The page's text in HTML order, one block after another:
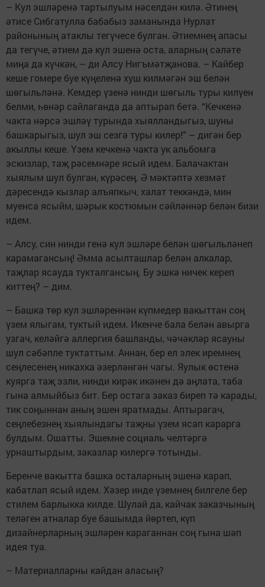
– Кул эшләренә тартылуым нә­селдән килә. Әтинең
әтисе Сибгатулла бабабыз заманында Нурлат
районының атак­лы тегүчесе булган. Әтиемнең апасы
да тегүче, әтием дә кул эшенә оста, аларның сәләте
миңа да күчкән, – ди Алсу Нигъмәтҗанова. – Кайбер
кеше гомере буе күңеленә хуш килмәгән эш белән
шөгыльләнә. Кемдер үзенә нинди шөгыль туры килүен
белми, һөнәр сайлаганда да аптырап бетә. “Кечкенә
чакта нәрсә эшләү турында хыялландыгыз, шуны
башкарыгыз, шул эш сезгә туры килер!” – дигән бер
акыллы кеше. Үзем кечкенә чакта ук альбомга
эскизлар, таҗ рәсемнәре ясый идем. Балачактан
хыялым шул булган, күрәсең. Ә мәктәптә хезмәт
дәресендә кызлар алъяпкыч, халат теккәндә, мин
муенса ясыйм, шәрык костюмын сәйләннәр белән бизи
идем.
– Алсу, син нинди генә кул эшләре белән шөгыльләнеп
карамагансың! Әмма асылташлар белән алкалар,
таҗлар ясауда тукталгансың. Бу эшкә ничек кереп
киттең? – дим.
– Башка төр кул эшләреннән күп­ме­дер вакыттан соң
үзем ялыгам, туктый идем. Икенче бала белән авырга
узгач, келәйгә аллергия башланды, чәчәкләр ясауны
шул сәбәпле туктаттым. Аннан, бер ел элек иремнең
сеңлесенең никахка әзерләнгән чагы. Яулык өстенә
куярга таҗ эзли, нинди кирәк икәнен дә аңлата, таба
гына алмыйбыз бит. Бер остага заказ биреп тә карады,
тик соңыннан аның эшен яратмады. Аптырагач,
сеңлебезнең хыялындагы таҗны үзем ясап карарга
булдым. Ошатты. Эшемне социаль челтәргә
урнаштырдым, заказлар килергә тотынды.
Беренче вакытта башка осталарның эшенә карап,
кабатлап ясый идем. Хәзер инде үземнең билгеле бер
стилем барлыкка килде. Шулай да, кайчак заказчының
теләген атналар буе башымда йөртеп, күп
дизайнерларның эшләрен караганнан соң гына шәп
идея туа.
– Материалларны кайдан аласың?